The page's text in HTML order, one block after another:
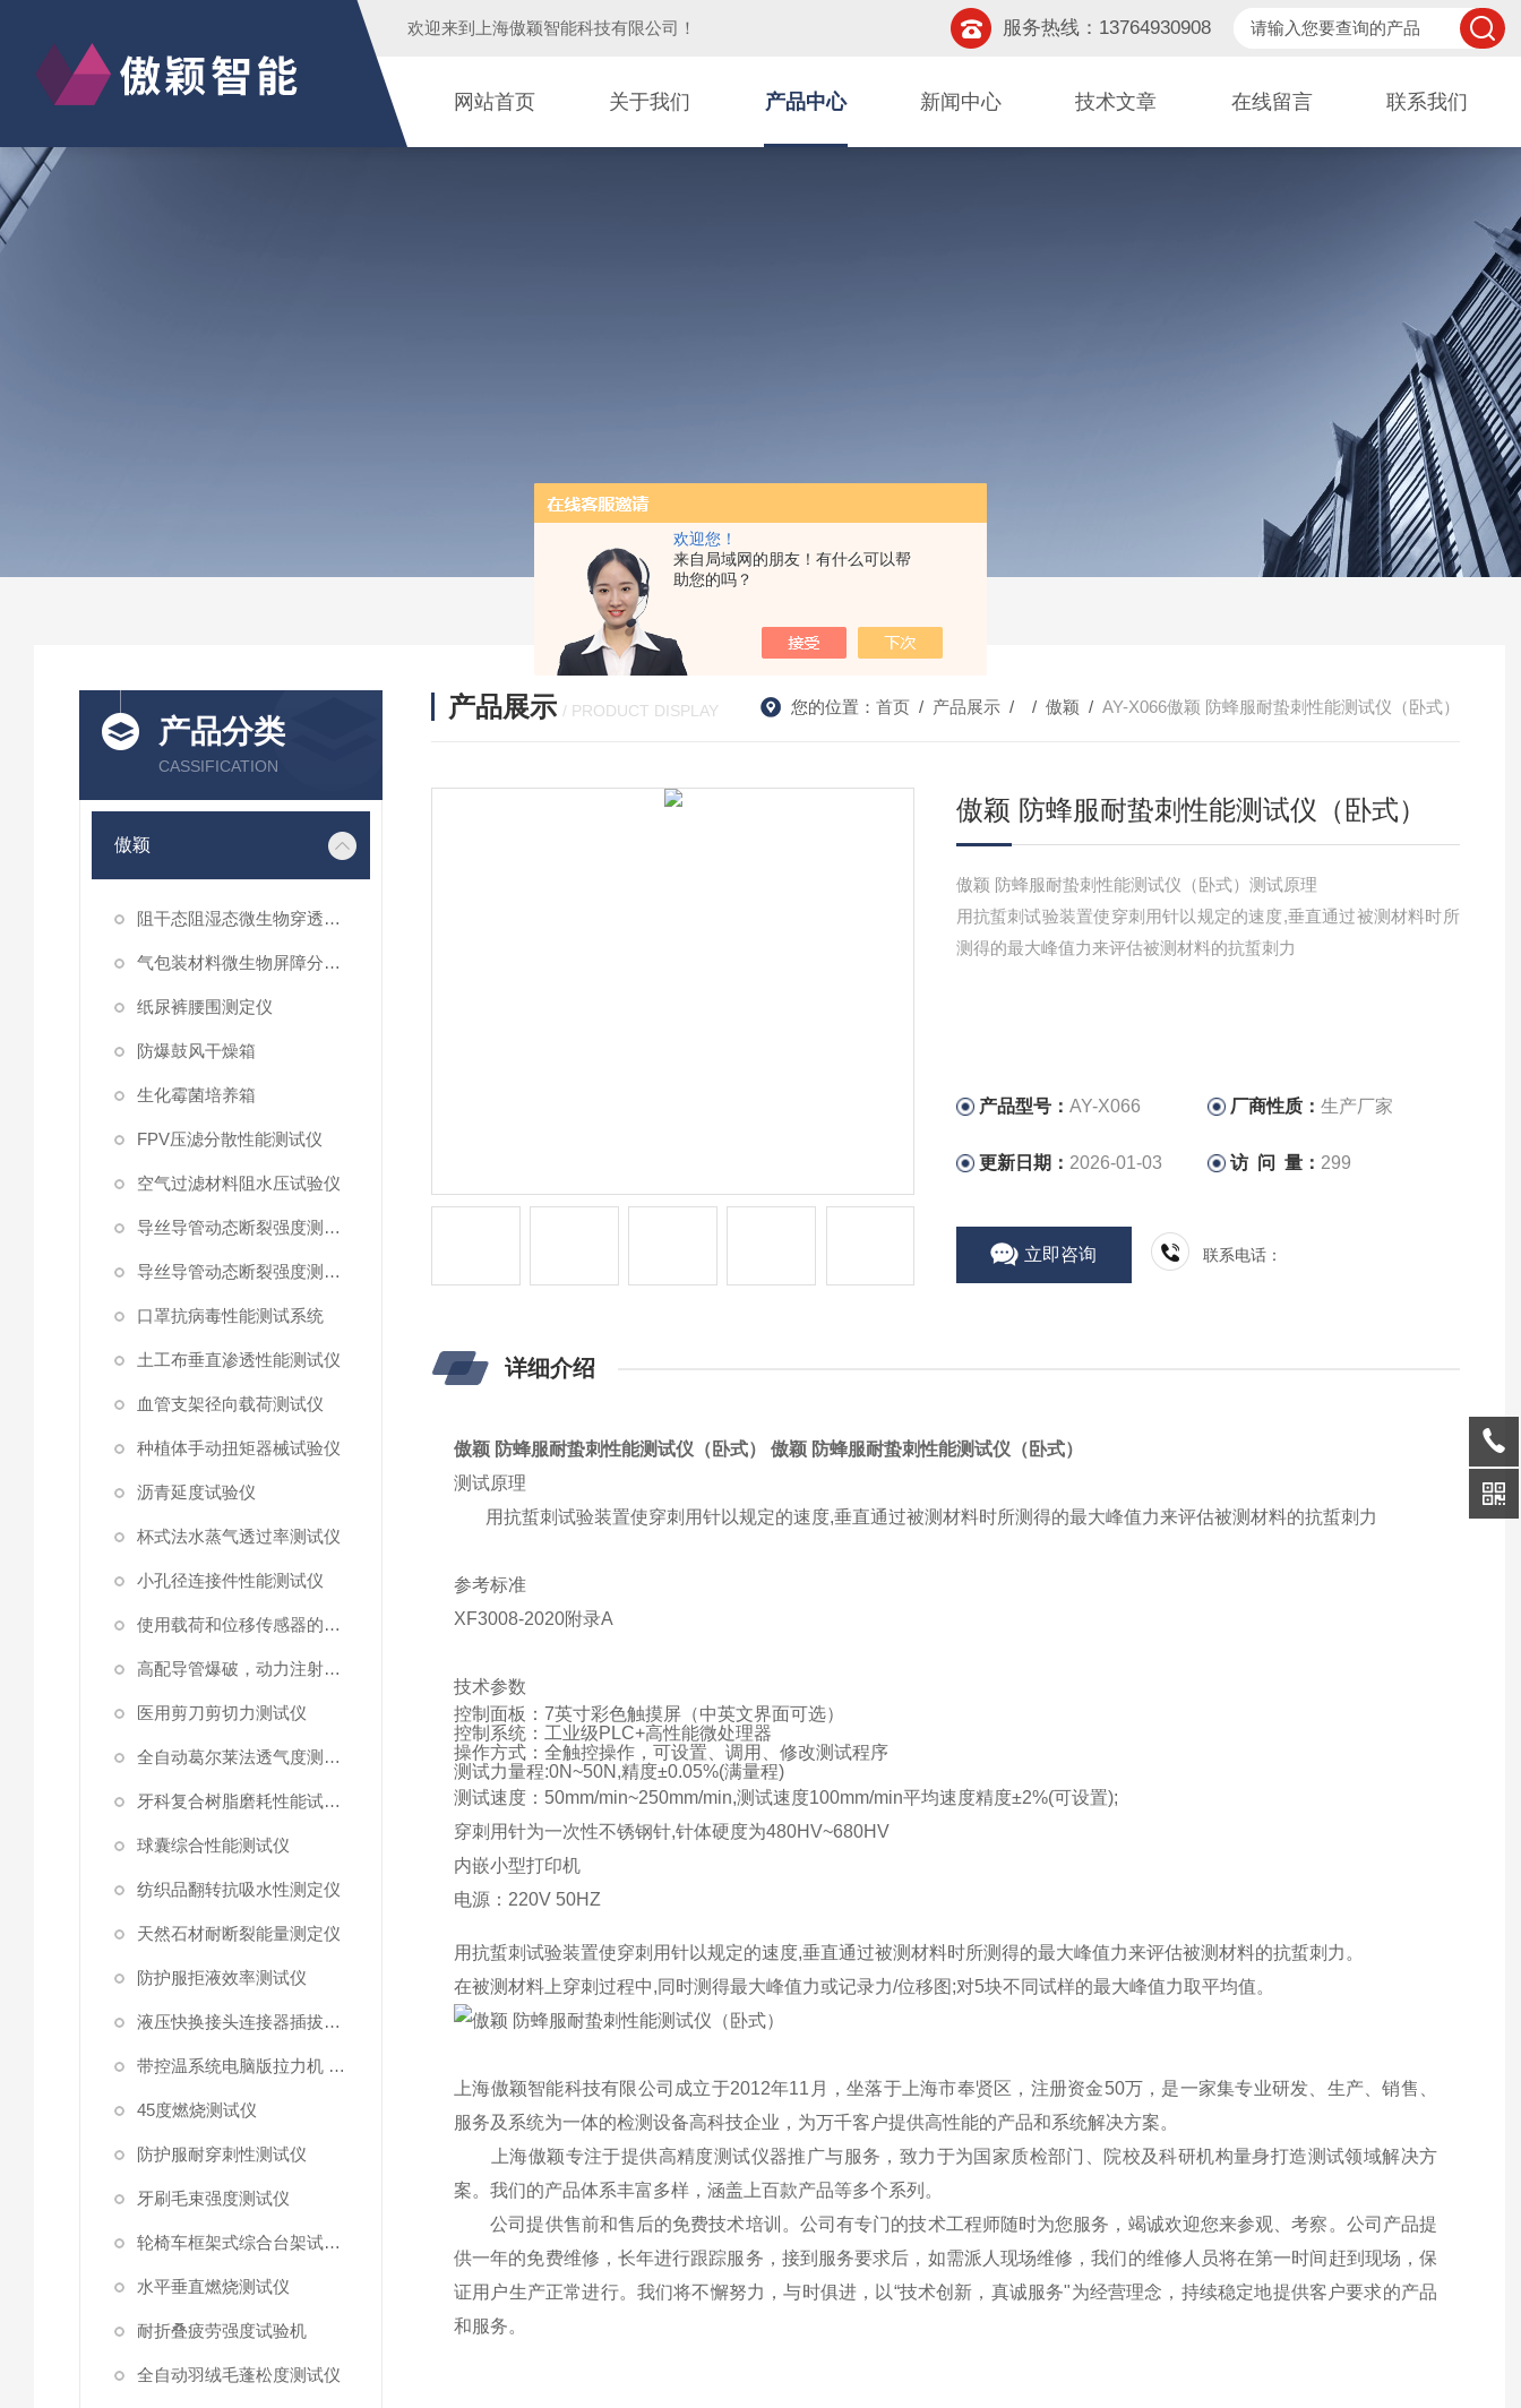
欢迎您！
来自局域网的朋友！有什么可以帮
助您的吗？
欢迎来到 上海傲颖智能科技有限公司 ！ 服务热线：13764930908
网站首页 关于我们 产品中心 新闻中心 技术文章 在线留言 联系我们
产品分类
CASSIFICATION
傲颖
阻干态阻湿态微生物穿透性能测试仪
气包装材料微生物屏障分等试验仪
纸尿裤腰围测定仪
防爆鼓风干燥箱
生化霉菌培养箱
FPV压滤分散性能测试仪
空气过滤材料阻水压试验仪
导丝导管动态断裂强度测试仪 （峰值拉力）
导丝导管动态断裂强度测试仪
口罩抗病毒性能测试系统
土工布垂直渗透性能测试仪
血管支架径向载荷测试仪
种植体手动扭矩器械试验仪
沥青延度试验仪
杯式法水蒸气透过率测试仪
小孔径连接件性能测试仪
使用载荷和位移传感器的塑料高速穿刺特性测试仪
高配导管爆破，动力注射中流量及压力测试仪
医用剪刀剪切力测试仪
全自动葛尔莱法透气度测试仪
牙科复合树脂磨耗性能试验仪
球囊综合性能测试仪
纺织品翻转抗吸水性测定仪
天然石材耐断裂能量测定仪
防护服拒液效率测试仪
液压快换接头连接器插拔泄漏测试仪
带控温系统电脑版拉力机 统电脑版拉力机
45度燃烧测试仪
防护服耐穿刺性测试仪
牙刷毛束强度测试仪
轮椅车框架式综合台架试验机
水平垂直燃烧测试仪
耐折叠疲劳强度试验机
全自动羽绒毛蓬松度测试仪
产品展示 / PRODUCT DISPLAY 您的位置： 首页 / 产品展示 / / 傲颖 / AY-X066傲颖 防蜂服耐蛰刺性能测试仪（卧式）
傲颖 防蜂服耐蛰刺性能测试仪（卧式）
傲颖 防蜂服耐蛰刺性能测试仪（卧式）测试原理
用抗蜇刺试验装置使穿刺用针以规定的速度,垂直通过被测材料时所
测得的最大峰值力来评估被测材料的抗蜇刺力
产品型号： AY-X066 厂商性质：生产厂家
更新日期： 2026-01-03 访 问 量： 299
立即咨询 联系电话：
详细介绍
傲颖 防蜂服耐蛰刺性能测试仪（卧式）
傲颖 防蜂服耐蛰刺性能测试仪（卧式）
测试原理
用抗蜇刺试验装置使穿刺用针以规定的速度,垂直通过被测材料时所测得的最大峰值力来评估被测材料的抗蜇刺力
参考标准
XF3008-2020附录A
技术参数
控制面板：7英寸彩色触摸屏（中英文界面可选）
控制系统：工业级PLC+高性能微处理器
操作方式：全触控操作，可设置、调用、修改测试程序
测试力量程:0N~50N,精度±0.05%(满量程)
测试速度： 50mm/min~250mm/min,测试速度100mm/min平均速度精度±2%(可设置);
穿刺用针为一次性不锈钢针,针体硬度为480HV~680HV
内嵌小型打印机
电源： 220V 50HZ
用抗蜇刺试验装置使穿刺用针以规定的速度,垂直通过被测材料时所测得的最大峰值力来评估被测材料的抗蜇刺力。
在被测材料上穿刺过程中,同时测得最大峰值力或记录力/位移图 ;对5块不同试样的最大峰值力取平均值。
上海傲颖智能科技有限公司成立于2012年11月，坐落于上海市奉贤区，注册资金50万，是一家集专业研发、生产、销售、
服务及系统为一体的检测设备高科技企业，为万千客户提供高性能的产品和系统解决方案。
上海傲颖专注于提供高精度测试仪器推广与服务，致力于为国家质检部门、院校及科研机构量身打造测试领域解决方
案。我们的产品体系丰富多样，涵盖上百款产品等多个系列。
公司提供售前和售后的免费技术培训。公司有专门的技术工程师随时为您服务，竭诚欢迎您来参观、考察。公司产品提
供一年的免费维修，长年进行跟踪服务，接到服务要求后，如需派人现场维修，我们的维修人员将在第一时间赶到现场，保
证用户生产正常进行。我们将不懈努力，与时俱进，以“技术创新，真诚服务"为经营理念，持续稳定地提供客户要求的产品
和服务。